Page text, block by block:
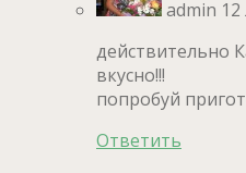
admin
действительно
вкусно!!!
попробуй
Ответить